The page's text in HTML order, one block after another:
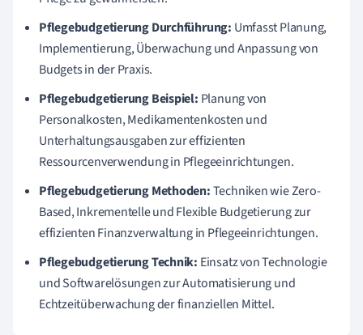
Pflegebudgetierung Durchführung: Umfasst Planung,
Implementierung, Überwachung und Anpassung von
Budgets in der Praxis.
Pflegebudgetierung Beispiel: Planung von
Personalkosten, Medikamentenkosten und
Unterhaltungsausgaben zur effizienten
Ressourcenverwendung in Pflegeeinrichtungen.
Pflegebudgetierung Methoden:Techniken wie Zero-
Based, Inkrementelle und Flexible Budgetierung zur
effizienten Finanzverwaltung in Pflegeeinrichtungen.
Pflegebudgetierung Technik: Einsatz von Technologie
und Softwarelösungen zur Automatisierung und
Echtzeitüberwachung der finanziellen Mittel.